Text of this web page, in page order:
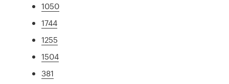
1050
1744
1255
1504
381